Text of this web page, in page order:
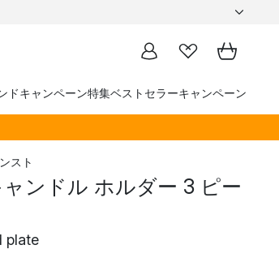
ドキャンペーン特集ベストセラーキャンペーン
スト
ンドル ホルダー 3 ピー
plate